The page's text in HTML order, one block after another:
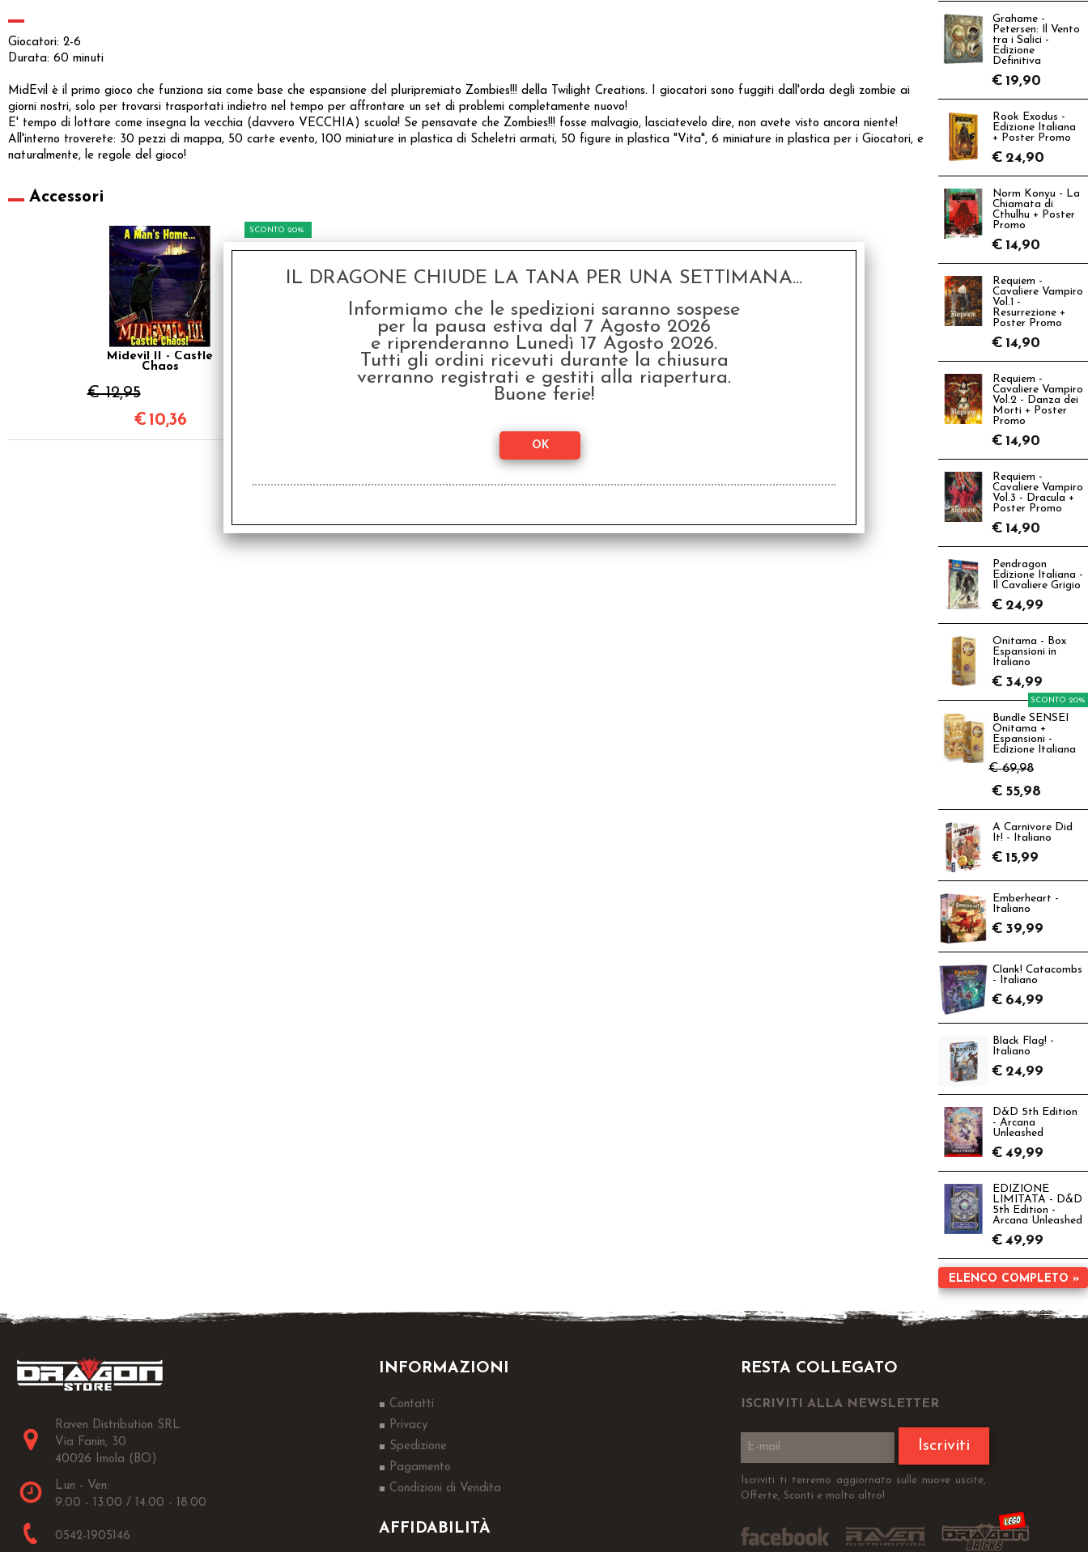
Giocatori: 2-6
Durata: 60 minuti
MidEvil è il primo gioco che funziona sia come base che espansione del pluripremiato Zombies!!! della Twilight Creations. I giocatori sono fuggiti dall'orda degli zombie ai
giorni nostri, solo per trovarsi trasportati indietro nel tempo per affrontare un set di problemi completamente nuovo!
E' tempo di lottare come insegna la vecchia (davvero VECCHIA) scuola! Se pensavate che Zombies!!! fosse malvagio, lasciatevelo dire, non avete visto ancora niente!
All'interno troverete: 30 pezzi di mappa, 50 carte evento, 100 miniature in plastica di Scheletri armati, 50 figure in plastica "Vita", 6 miniature in plastica per i Giocatori, e
naturalmente, le regole del gioco!
Accessori
Midevil II - Castle
Chaos
€ 12,95
SCONTO 20%
€ 10,36
Grahame -
Petersen: Il Vento
tra i Salici -
Edizione
Definitiva
€ 19,90
Rook Exodus -
Edizione Italiana
+ Poster Promo
€ 24,90
Norm Konyu - La
Chiamata di
Cthulhu + Poster
Promo
€ 14,90
Requiem -
Cavaliere Vampiro
Vol.1 -
Resurrezione +
Poster Promo
€ 14,90
Requiem -
Cavaliere Vampiro
Vol.2 - Danza dei
Morti + Poster
Promo
€ 14,90
Requiem -
Cavaliere Vampiro
Vol.3 - Dracula +
Poster Promo
€ 14,90
Pendragon
Edizione Italiana -
Il Cavaliere Grigio
€ 24,99
Onitama - Box
Espansioni in
Italiano
€ 34,99
Bundle SENSEI
Onitama +
Espansioni -
Edizione Italiana
€ 69,98
SCONTO 20%
€ 55,98
A Carnivore Did
It! - Italiano
€ 15,99
Emberheart -
Italiano
€ 39,99
Clank! Catacombs
- Italiano
€ 64,99
Black Flag! -
Italiano
€ 24,99
D&D 5th Edition
- Arcana
Unleashed
€ 49,99
EDIZIONE
LIMITATA - D&D
5th Edition -
Arcana Unleashed
€ 49,99
ELENCO COMPLETO »
Raven Distribution SRL
Via Fanin, 30
40026 Imola (BO)
Lun - Ven:
9.00 - 13.00 / 14.00 - 18.00
0542-1905146
INFORMAZIONI
Contatti
Privacy
Spedizione
Pagamento
Condizioni di Vendita
AFFIDABILITÀ
RESTA COLLEGATO
ISCRIVITI ALLA NEWSLETTER
Iscriviti
Iscriviti ti terremo aggiornato sulle nuove uscite,
Offerte, Sconti e molto altro!
IL DRAGONE CHIUDE LA TANA PER UNA SETTIMANA...
Informiamo che le spedizioni saranno sospese
per la pausa estiva dal 7 Agosto 2026
e riprenderanno Lunedì 17 Agosto 2026.
Tutti gli ordini ricevuti durante la chiusura
verranno registrati e gestiti alla riapertura.
Buone ferie!